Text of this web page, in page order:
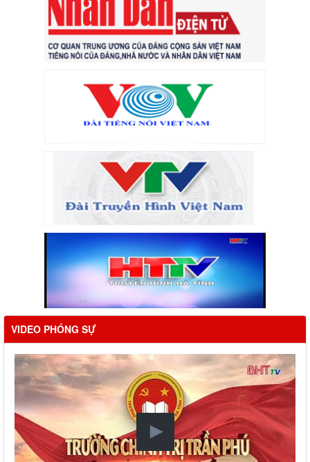
VIDEO PHÓNG SỰ